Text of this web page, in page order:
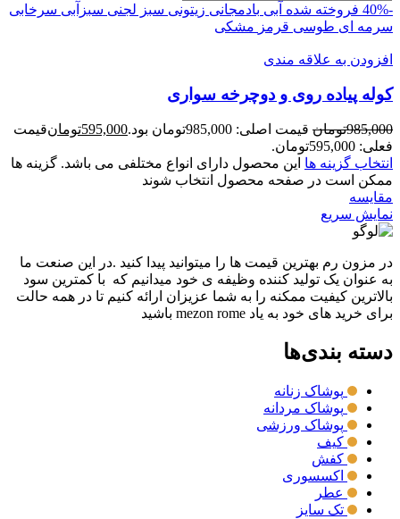
-40% فروخته شده آبی بادمجانی زیتونی سبز لجنی سبزآبی سرخابی
سرمه ای طوسی قرمز مشکی
افزودن به علاقه مندی
کوله پیاده روی و دوچرخه سواری
985,000تومان قیمت اصلی: 985,000تومان بود. 595,000تومانقیمت
فعلی: 595,000تومان.
انتخاب گزینه ها این محصول دارای انواع مختلفی می باشد. گزینه ها
ممکن است در صفحه محصول انتخاب شوند
مقايسه
نمایش سریع
در مزون رم بهترین قیمت ها را میتوانید پیدا کنید .در این صنعت ما
به عنوان یک تولید کننده وظیفه ی خود میدانیم که با کمترین سود
بالاترین کیفیت ممکنه را به شما عزیزان ارائه کنیم تا در همه حالت
برای خرید های خود به یاد mezon rome باشید
دسته بندی‌ها
پوشاک زنانه
پوشاک مردانه
پوشاک ورزشی
کیف
کفش
اکسسوری
عطر
تک سایز